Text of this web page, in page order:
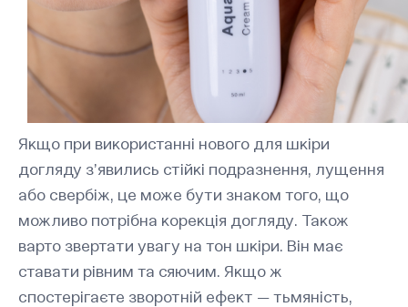
Якщо при використанні нового для шкіри
догляду з’явились стійкі подразнення, лущення
або свербіж, це може бути знаком того, що
можливо потрібна корекція догляду. Також
варто звертати увагу на тон шкіри. Він має
ставати рівним та сяючим. Якщо ж
спостерігаєте зворотній ефект — тьмяність,